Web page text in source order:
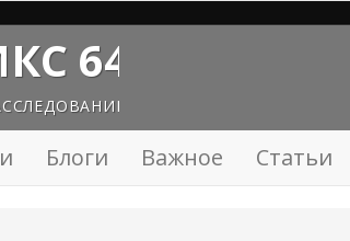
64
Блоги Важное Статьи